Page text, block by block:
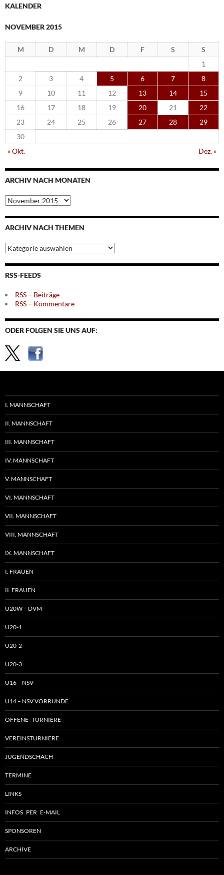
KALENDER
NOVEMBER 2015
M D M D F S
S
1
2
3 4 5 6 7
8
9
10 11 12 13 14
15
16
17 18 19 20 21
22
23
24 25 26 27 28
29
30
« Okt.
Dez. »
ARCHIV NACH MONATEN
Archiv
nach
Monaten
ARCHIV NACH THEMEN
Archiv
nach
Themen
RSS-FEEDS
RSS – Beiträge
RSS – Kommentare
ODER FOLGEN SIE UNS AUF:
I. MANNSCHAFT
II. MANNSCHAFT
III. MANNSCHAFT
IV. MANNSCHAFT
V. MANNSCHAFT
VI. MANNSCHAFT
VII. MANNSCHAFT
VIII. MANNSCHAFT
IX. MANNSCHAFT
I. FRAUEN
II. FRAUEN
U20W – DVM
U20-1
U20-2
U20-3
U16 – NSV
U14 – NSV VORRUNDE
OFFENE TURNIERE
VEREINSTURNIERE
JUGENDSCHACH
TERMINE
LINKS
INFOS PER E-MAIL
SPONSOREN
ARCHIVE